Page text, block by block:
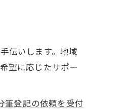
伝いします。地域
望に応じたサポー
筆登記の依頼を受付